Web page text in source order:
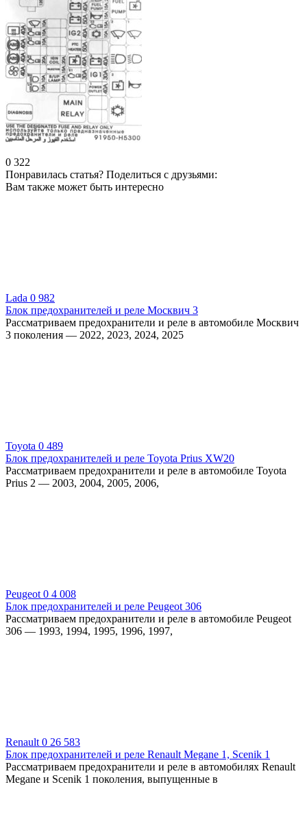
0 322
Понравилась статья? Поделиться с друзьями:
Вам также может быть интересно
Lada 0 982
Блок предохранителей и реле Москвич 3
Рассматриваем предохранители и реле в автомобиле Москвич
3 поколения — 2022, 2023, 2024, 2025
Toyota 0 489
Блок предохранителей и реле Toyota Prius XW20
Рассматриваем предохранители и реле в автомобиле Toyota
Prius 2 — 2003, 2004, 2005, 2006,
Peugeot 0 4 008
Блок предохранителей и реле Peugeot 306
Рассматриваем предохранители и реле в автомобиле Peugeot
306 — 1993, 1994, 1995, 1996, 1997,
Renault 0 26 583
Блок предохранителей и реле Renault Megane 1, Scenik 1
Рассматриваем предохранители и реле в автомобилях Renault
Megane и Scenik 1 поколения, выпущенные в